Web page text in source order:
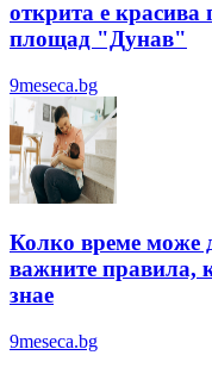
открита е красива
площад "Дунав"
9meseca.bg
Колко време може
важните правила,
знае
9meseca.bg